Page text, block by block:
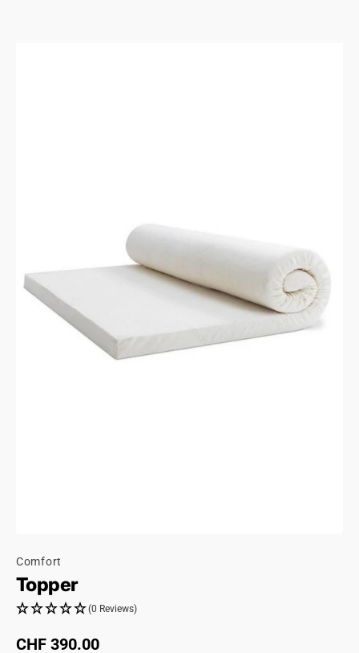
Comfort
Topper
(0 Reviews)
Regulärer Preis
CHF 390.00